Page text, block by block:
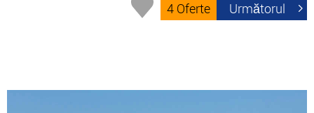
4 Oferte Următorul